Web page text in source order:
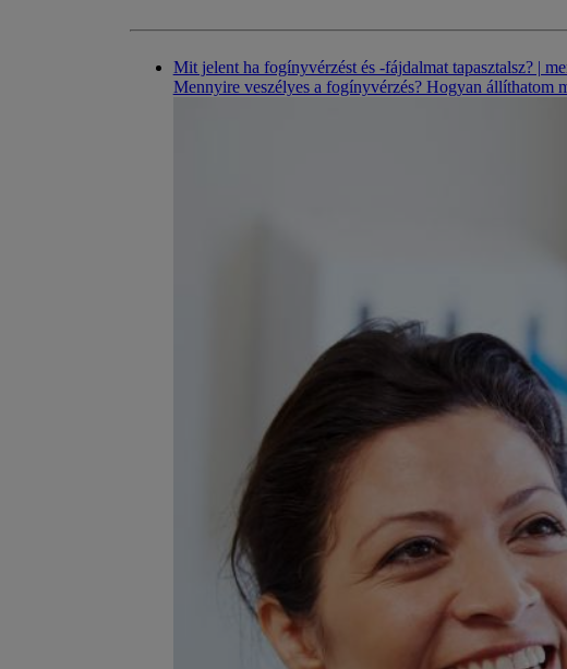
Mit jelent ha fogínyvérzést és -fájdalmat tapasztalsz? |
Mennyire veszélyes a fogínyvérzés? Hogyan állíthatom